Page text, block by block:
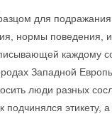
для
нормы поведения,
каждому
Западной
люди разных
подчинялся этикету,